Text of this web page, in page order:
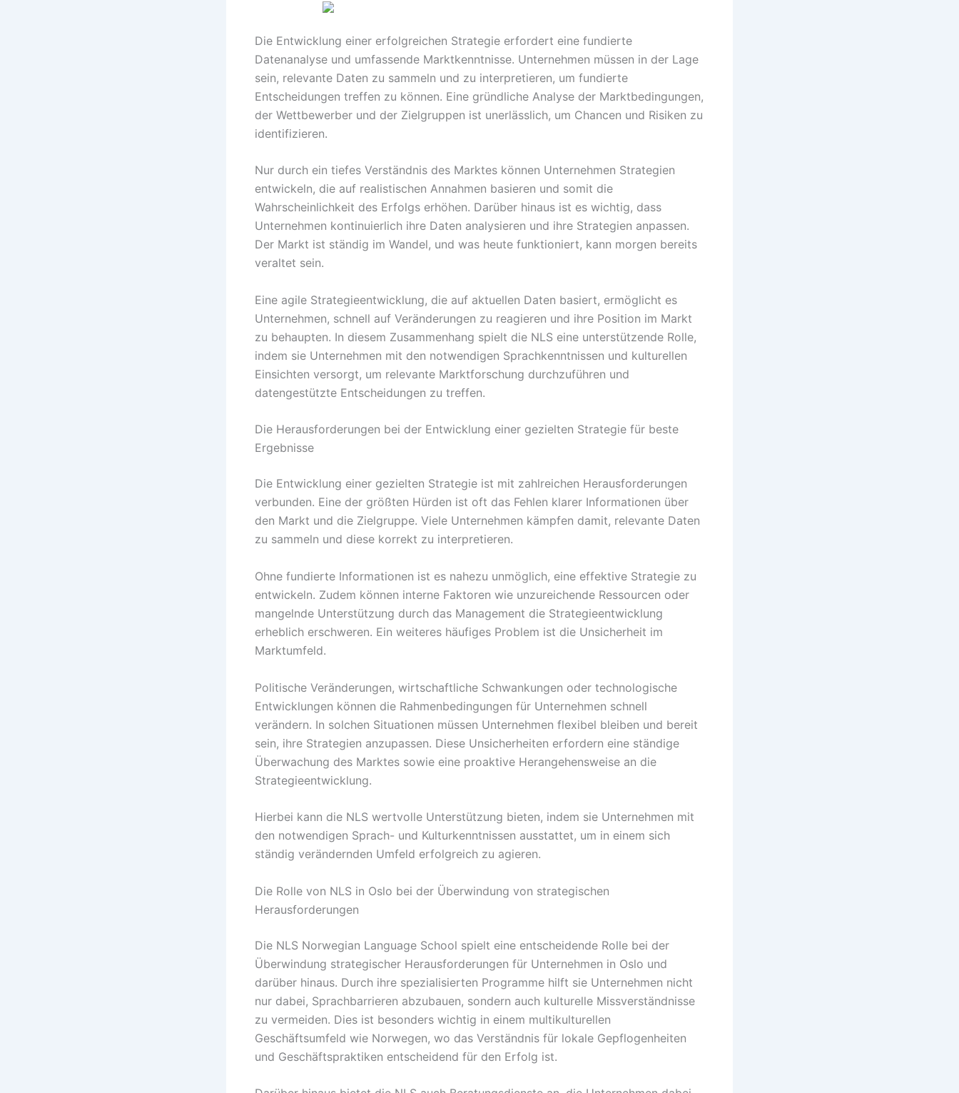
Die Entwicklung einer erfolgreichen Strategie erfordert eine fundierte
Datenanalyse und umfassende Marktkenntnisse. Unternehmen müssen in der Lage
sein, relevante Daten zu sammeln und zu interpretieren, um fundierte
Entscheidungen treffen zu können. Eine gründliche Analyse der Marktbedingungen,
der Wettbewerber und der Zielgruppen ist unerlässlich, um Chancen und Risiken zu
identifizieren.
Nur durch ein tiefes Verständnis des Marktes können Unternehmen Strategien
entwickeln, die auf realistischen Annahmen basieren und somit die
Wahrscheinlichkeit des Erfolgs erhöhen. Darüber hinaus ist es wichtig, dass
Unternehmen kontinuierlich ihre Daten analysieren und ihre Strategien anpassen.
Der Markt ist ständig im Wandel, und was heute funktioniert, kann morgen bereits
veraltet sein.
Eine agile Strategieentwicklung, die auf aktuellen Daten basiert, ermöglicht es
Unternehmen, schnell auf Veränderungen zu reagieren und ihre Position im Markt
zu behaupten. In diesem Zusammenhang spielt die NLS eine unterstützende Rolle,
indem sie Unternehmen mit den notwendigen Sprachkenntnissen und kulturellen
Einsichten versorgt, um relevante Marktforschung durchzuführen und
datengestützte Entscheidungen zu treffen.
Die Herausforderungen bei der Entwicklung einer gezielten Strategie für beste
Ergebnisse
Die Entwicklung einer gezielten Strategie ist mit zahlreichen Herausforderungen
verbunden. Eine der größten Hürden ist oft das Fehlen klarer Informationen über
den Markt und die Zielgruppe. Viele Unternehmen kämpfen damit, relevante Daten
zu sammeln und diese korrekt zu interpretieren.
Ohne fundierte Informationen ist es nahezu unmöglich, eine effektive Strategie zu
entwickeln. Zudem können interne Faktoren wie unzureichende Ressourcen oder
mangelnde Unterstützung durch das Management die Strategieentwicklung
erheblich erschweren. Ein weiteres häufiges Problem ist die Unsicherheit im
Marktumfeld.
Politische Veränderungen, wirtschaftliche Schwankungen oder technologische
Entwicklungen können die Rahmenbedingungen für Unternehmen schnell
verändern. In solchen Situationen müssen Unternehmen flexibel bleiben und bereit
sein, ihre Strategien anzupassen. Diese Unsicherheiten erfordern eine ständige
Überwachung des Marktes sowie eine proaktive Herangehensweise an die
Strategieentwicklung.
Hierbei kann die NLS wertvolle Unterstützung bieten, indem sie Unternehmen mit
den notwendigen Sprach- und Kulturkenntnissen ausstattet, um in einem sich
ständig verändernden Umfeld erfolgreich zu agieren.
Die Rolle von NLS in Oslo bei der Überwindung von strategischen
Herausforderungen
Die NLS Norwegian Language School spielt eine entscheidende Rolle bei der
Überwindung strategischer Herausforderungen für Unternehmen in Oslo und
darüber hinaus. Durch ihre spezialisierten Programme hilft sie Unternehmen nicht
nur dabei, Sprachbarrieren abzubauen, sondern auch kulturelle Missverständnisse
zu vermeiden. Dies ist besonders wichtig in einem multikulturellen
Geschäftsumfeld wie Norwegen, wo das Verständnis für lokale Gepflogenheiten
und Geschäftspraktiken entscheidend für den Erfolg ist.